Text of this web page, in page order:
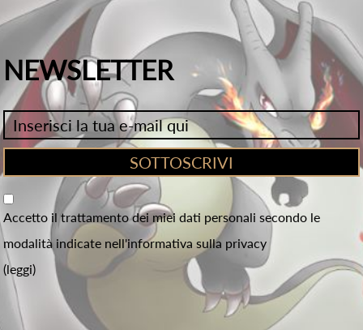
NEWSLETTER
Accetto il trattamento dei miei dati personali secondo le
modalità indicate nell'informativa sulla privacy
(leggi)